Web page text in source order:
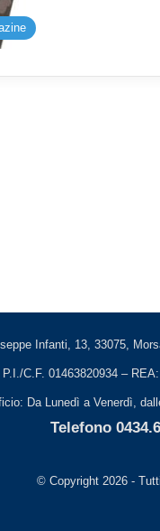
Infanti, 13, 33075,
P.I./C.F. 01463820934 –
Da Lunedì a Venerdì,
Telefono
© Copyright 2026 -